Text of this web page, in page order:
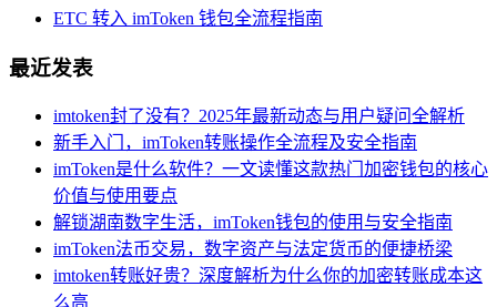
ETC 转入 imToken 钱包全流程指南
最近发表
imtoken封了没有？2025年最新动态与用户疑问全解析
新手入门，imToken转账操作全流程及安全指南
imToken是什么软件？一文读懂这款热门加密钱包的核心
价值与使用要点
解锁湖南数字生活，imToken钱包的使用与安全指南
imToken法币交易，数字资产与法定货币的便捷桥梁
imtoken转账好贵？深度解析为什么你的加密转账成本这
么高